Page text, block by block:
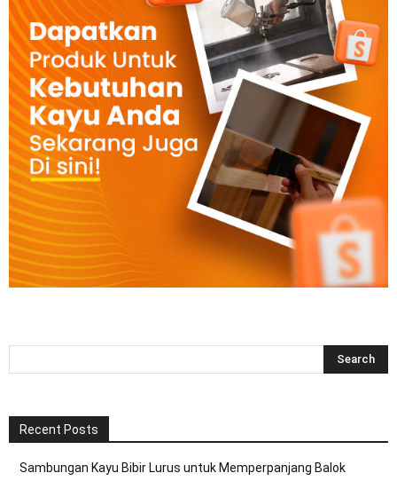
Recent Posts
Sambungan Kayu Bibir Lurus untuk Memperpanjang Balok